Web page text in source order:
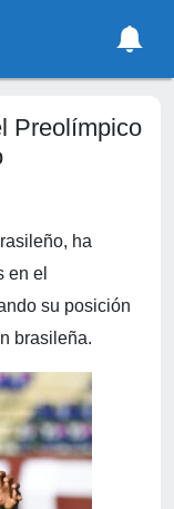
Preolímpico
ha
en el
su posición
brasileña.